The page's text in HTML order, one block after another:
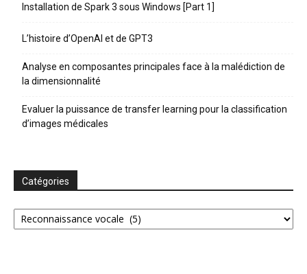
Installation de Spark 3 sous Windows [Part 1]
L’histoire d’OpenAI et de GPT3
Analyse en composantes principales face à la malédiction de
la dimensionnalité
Evaluer la puissance de transfer learning pour la classification
d’images médicales
Catégories
Catégories